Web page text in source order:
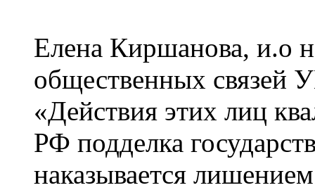
Елена Киршанова, и.о
общественных связей
«Действия этих лиц
РФ подделка
наказывается